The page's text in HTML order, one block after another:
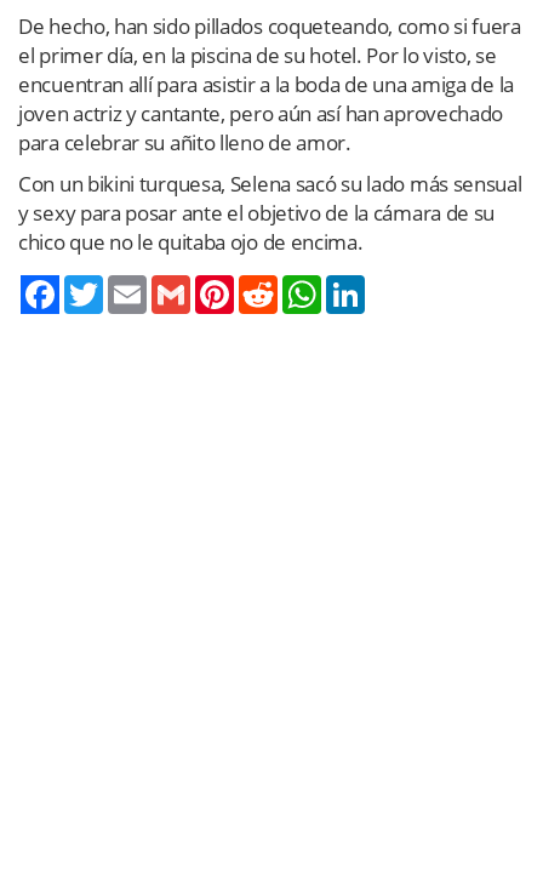
De hecho, han sido pillados coqueteando, como si fuera
el primer día, en la piscina de su hotel. Por lo visto, se
encuentran allí para asistir a la boda de una amiga de la
joven actriz y cantante, pero aún así han aprovechado
para celebrar su añito lleno de amor.
Con un bikini turquesa, Selena sacó su lado más sensual
y sexy para posar ante el objetivo de la cámara de su
chico que no le quitaba ojo de encima.
TwitterEmail Gmail PinterestReddit WhatsApp